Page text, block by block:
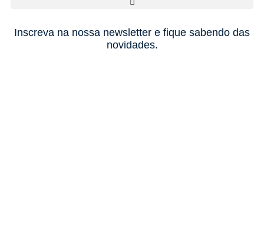
Inscreva na nossa newsletter e fique sabendo das
novidades.